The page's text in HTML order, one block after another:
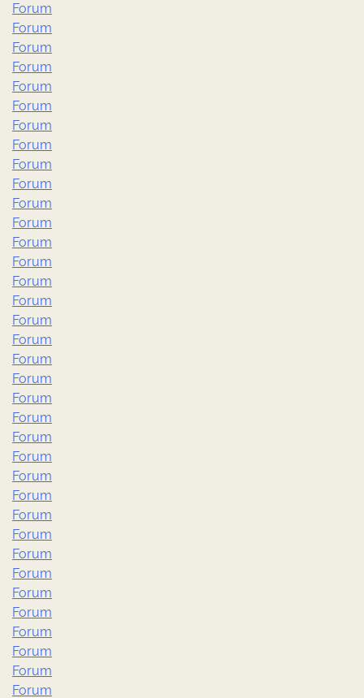
Forum
Forum
Forum
Forum
Forum
Forum
Forum
Forum
Forum
Forum
Forum
Forum
Forum
Forum
Forum
Forum
Forum
Forum
Forum
Forum
Forum
Forum
Forum
Forum
Forum
Forum
Forum
Forum
Forum
Forum
Forum
Forum
Forum
Forum
Forum
Forum